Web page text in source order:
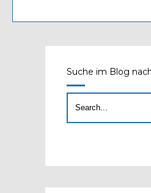
Suche im Blog